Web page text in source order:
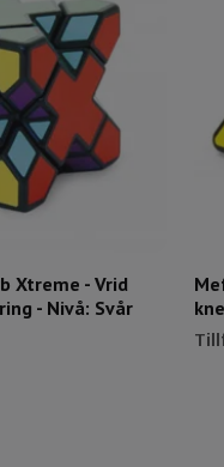
Xtreme - Vrid
- Nivå: Svår